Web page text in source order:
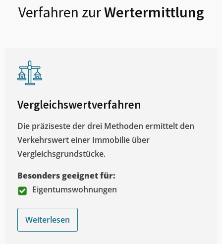
Verfahren zurWertermittlung
Vergleichswertverfahren
Die präziseste der drei Methoden ermittelt den
Verkehrswert einer Immobilie über
Vergleichsgrundstücke.
Besonders geeignet für:
Eigentumswohnungen
Weiterlesen